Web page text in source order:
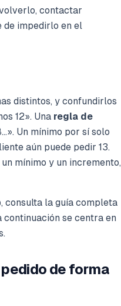
contactar
impedirlo en el
distintos, y confundirlos
12». Una regla de
Un mínimo por sí solo
aún puede pedir 13.
mínimo y un incremento,
consulta la guía completa
continuación se centra en
de forma